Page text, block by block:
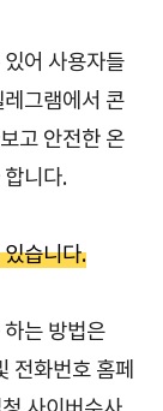
어 사용자들
그램에서 콘
고 안전한 온
니다.
습니다.
는 방법은
화번호 홈페